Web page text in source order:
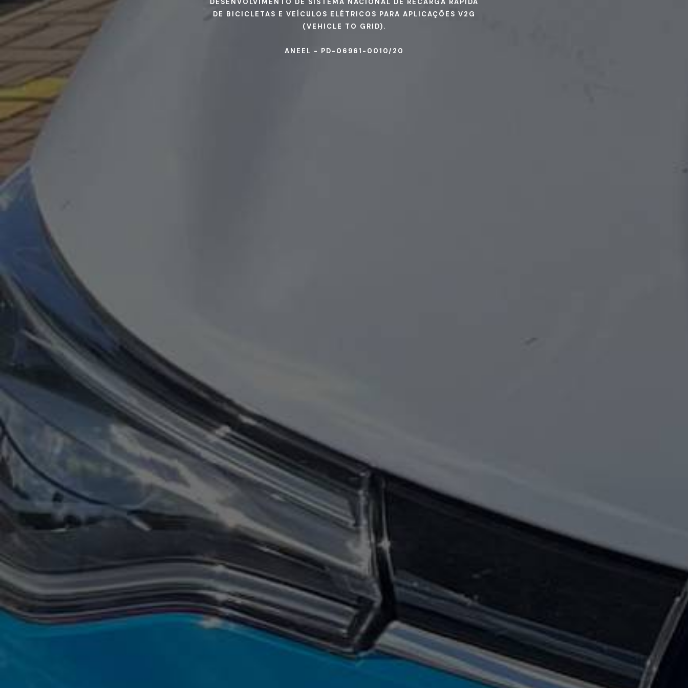
DESENVOLVIMENTO DE SISTEMA NACIONAL DE RECARGA RÁPIDA
DE BICICLETAS E VEÍCULOS ELÉTRICOS PARA APLICAÇÕES V2G
(VEHICLE TO GRID).
ANEEL - PD-06961-0010/20